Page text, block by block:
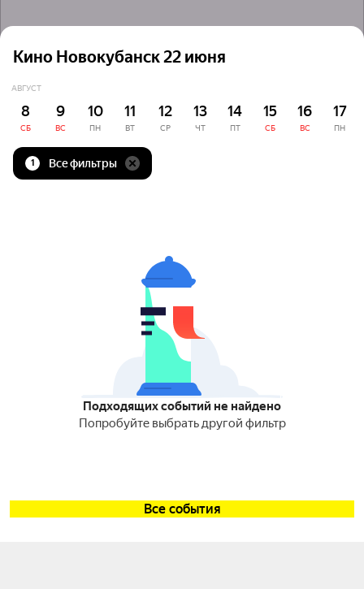
Кино Новокубанск 22 июня
АВГУСТ
8
СБ
9
ВС
10
ПН
11
ВТ
12
СР
13
ЧТ
14
ПТ
15
СБ
16
ВС
17
ПН
1 Все фильтры
Подходящих событий не найдено
Попробуйте выбрать другой фильтр
Все события